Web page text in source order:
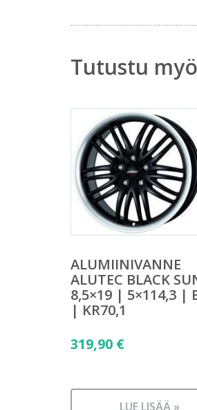
Tutustu
ALUMIINIVANNE
ALUTEC BLACK
8,5×19 | 5×114,3 |
| KR70,1
319,90 €
LUE LISÄÄ »